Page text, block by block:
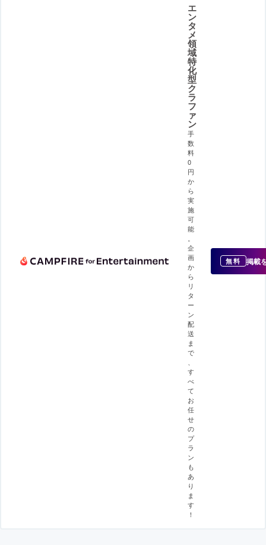
エ
ン
タ
メ
領
域
特
化
型
ク
ラ
フ
ァ
ン
手
数
料
0
円
か
ら
実
施
可
能
企
画
か
ら
リ
タ
ー
ン
配
送
ま
で
す
べ
て
お
任
せ
の
プ
ラ
ン
も
あ
り
ま
す
！
無料 掲載